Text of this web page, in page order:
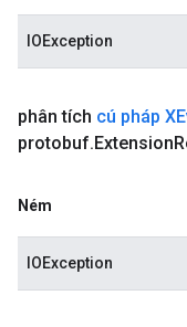
IOException
phân tích cú pháp
protobuf.Extension
Ném
IOException